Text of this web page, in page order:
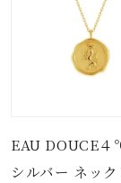
EAU DOUCE
シルバー ネック